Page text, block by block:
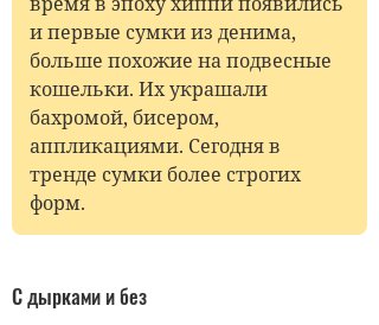
и первые сумки из денима,
больше похожие на подвесные
кошельки. Их украшали
бахромой, бисером,
аппликациями. Сегодня в
тренде сумки более строгих
форм.
С дырками и без